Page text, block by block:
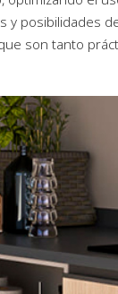
y posibilidades
son tanto